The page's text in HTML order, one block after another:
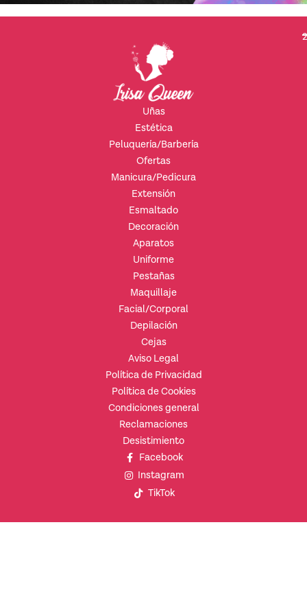
Uñas
Estética
Peluquería/Barbería
Ofertas
Manicura/Pedicura
Extensión
Esmaltado
Decoración
Aparatos
Uniforme
Pestañas
Maquillaje
Facial/Corporal
Depilación
Cejas
Aviso Legal
Política de Privacidad
Política de Cookies
Condiciones general
Reclamaciones
Desistimiento
Facebook
Instagram
TikTok